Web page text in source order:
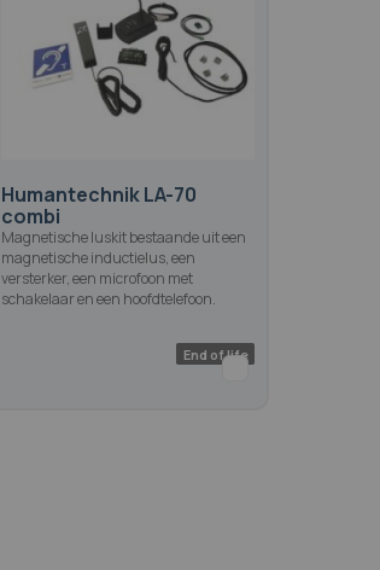
Humantechnik LA-70
combi
Magnetische luskit bestaande uit een
magnetische inductielus, een
versterker, een microfoon met
schakelaar en een hoofdtelefoon.